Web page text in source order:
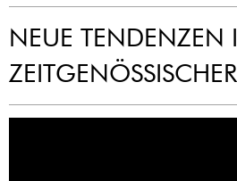
NEUE TENDENZEN